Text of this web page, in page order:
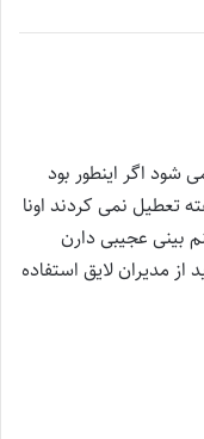
شود اگر اینطور بود
تعطیل نمی کردند اونا
بینی عجیبی دارن
مدیران لایق استفاده